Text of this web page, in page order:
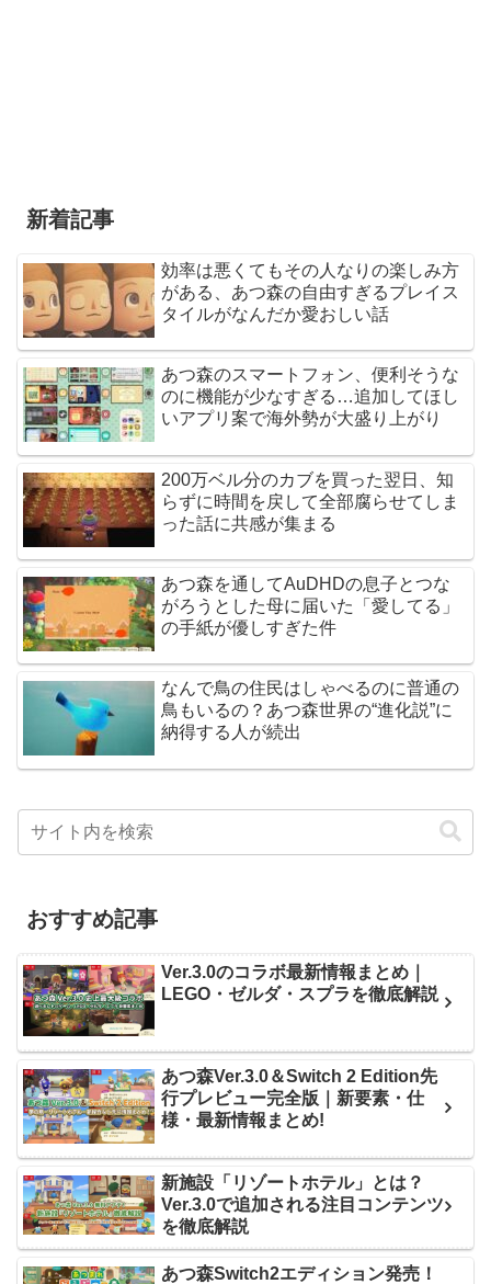
新着記事
効率は悪くてもその人なりの楽しみ方
がある、あつ森の自由すぎるプレイス
タイルがなんだか愛おしい話
あつ森のスマートフォン、便利そうな
のに機能が少なすぎる…追加してほし
いアプリ案で海外勢が大盛り上がり
200万ベル分のカブを買った翌日、知
らずに時間を戻して全部腐らせてしま
った話に共感が集まる
あつ森を通してAuDHDの息子とつな
がろうとした母に届いた「愛してる」
の手紙が優しすぎた件
なんで鳥の住民はしゃべるのに普通の
鳥もいるの？あつ森世界の“進化説”に
納得する人が続出
おすすめ記事
Ver.3.0のコラボ最新情報まとめ｜
LEGO・ゼルダ・スプラを徹底解説
あつ森Ver.3.0＆Switch 2 Edition先
行プレビュー完全版｜新要素・仕
様・最新情報まとめ!
新施設「リゾートホテル」とは？
Ver.3.0で追加される注目コンテンツ
を徹底解説
あつ森Switch2エディション発売！